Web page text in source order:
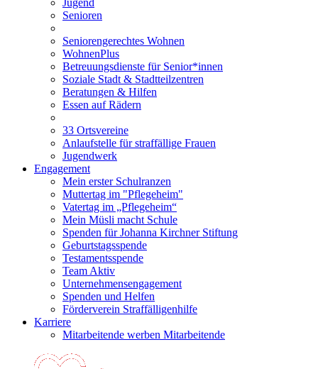
Jugend
Senioren
Seniorengerechtes Wohnen
WohnenPlus
Betreuungsdienste für Senior*innen
Soziale Stadt & Stadtteilzentren
Beratungen & Hilfen
Essen auf Rädern
33 Ortsvereine
Anlaufstelle für straffällige Frauen
Jugendwerk
Engagement
Mein erster Schulranzen
Muttertag im "Pflegeheim"
Vatertag im „Pflegeheim“
Mein Müsli macht Schule
Spenden für Johanna Kirchner Stiftung
Geburtstagsspende
Testamentsspende
Team Aktiv
Unternehmensengagement
Spenden und Helfen
Förderverein Straffälligenhilfe
Karriere
Mitarbeitende werben Mitarbeitende